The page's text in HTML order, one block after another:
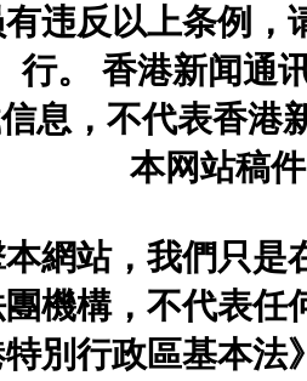
违反以上条例，
行。 香港新闻通
息，不代表香港
本网站稿
網站，我們只是
機構，不代表任
別行政區基本